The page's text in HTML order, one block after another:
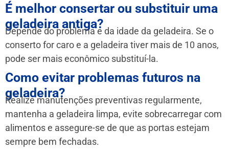
É melhor consertar ou substituir uma
geladeira antiga?
Depende do problema e da idade da geladeira. Se o
conserto for caro e a geladeira tiver mais de 10 anos,
pode ser mais econômico substituí-la.
Como evitar problemas futuros na
geladeira?
Realize manutenções preventivas regularmente,
mantenha a geladeira limpa, evite sobrecarregar com
alimentos e assegure-se de que as portas estejam
sempre bem fechadas.